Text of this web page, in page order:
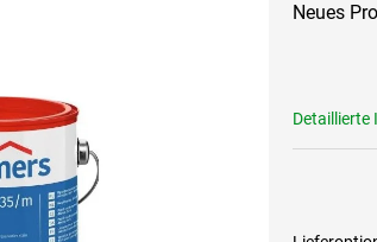
Neues
Detaillierte